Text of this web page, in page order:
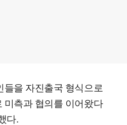
을 자진출국 형식으로
미측과 협의를 이어왔다
다.